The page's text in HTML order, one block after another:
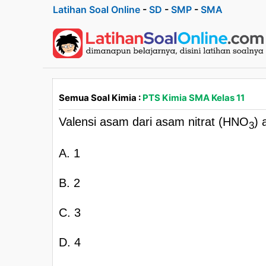
Latihan Soal Online - SD - SMP - SMA
Semua Soal Kimia : PTS Kimia SMA Kelas 11
Valensi asam dari asam nitrat (HNO3)
A. 1
B. 2
C. 3
D. 4